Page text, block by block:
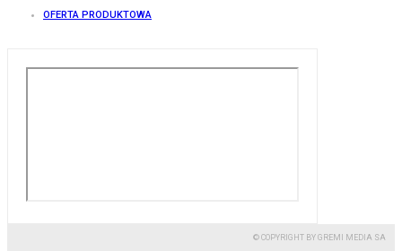
OFERTA PRODUKTOWA
© COPYRIGHT BY GREMI MEDIA SA